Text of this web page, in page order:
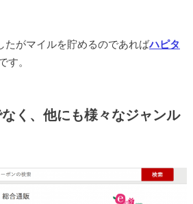
たがマイルを貯めるのであればハピタ
す。
く、他にも様々なジャンル